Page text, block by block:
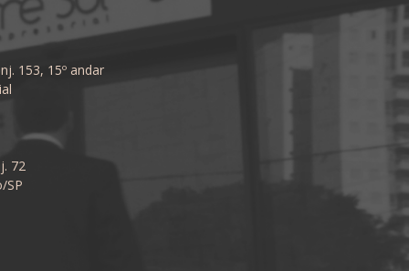
153, 15º andar
72
SP